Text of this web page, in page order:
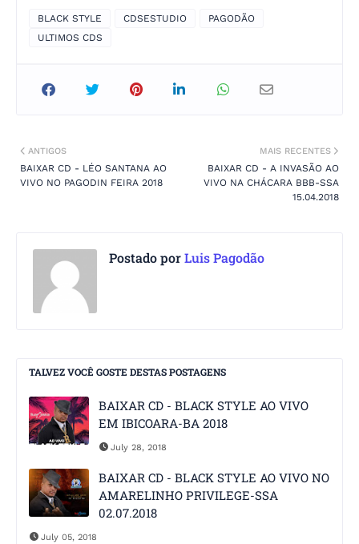
BLACK STYLE CDSESTUDIO
PAGODÃO
ULTIMOS CDS
MAIS RECENTES
BAIXAR CD - A INVASÃO AO
VIVO NA CHÁCARA BBB-SSA
15.04.2018
ANTIGOS
BAIXAR CD - LÉO SANTANA AO
VIVO NO PAGODIN FEIRA 2018
Postado porLuis Pagodão
TALVEZ VOCÊ GOSTE DESTAS POSTAGENS
BAIXAR CD - BLACK STYLE AO VIVO
EM IBICOARA-BA 2018
July 28, 2018
BAIXAR CD - BLACK STYLE AO VIVO NO
AMARELINHO PRIVILEGE-SSA
02.07.2018
July 05, 2018